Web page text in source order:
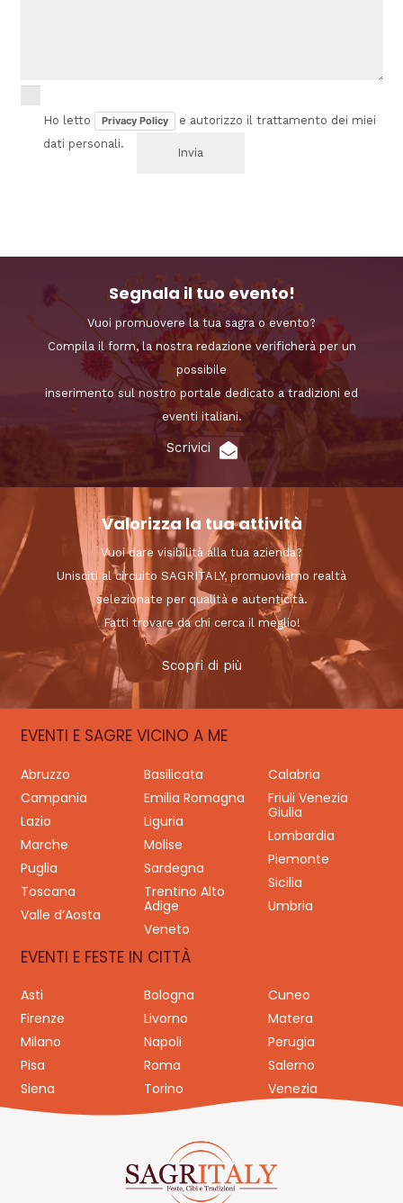
Ho letto Privacy Policy
e autorizzo il trattamento dei miei
dati personali.
Segnala il tuo evento!
Vuoi promuovere la tua sagra o evento?
Compila il form, la nostra redazione verificherà per un
possibile
inserimento sul nostro portale dedicato a tradizioni ed
eventi italiani.
Scrivici
Valorizza la tua attività
Vuoi dare visibilità alla tua azienda?
Unisciti al circuito SAGRITALY, promuoviamo realtà
selezionate per qualità e autenticità.
Fatti trovare da chi cerca il meglio!
Scopri di più
EVENTI E SAGRE VICINO A ME
Abruzzo Basilicata
Calabria
Campania
Emilia Romagna
Friuli Venezia
Giulia
Lazio
Liguria
Lombardia
Marche
Molise
Piemonte
Puglia
Sardegna
Sicilia
Toscana
Trentino Alto
Adige
Umbria
Valle d’Aosta
Veneto
EVENTI E FESTE IN CITTÀ
Asti Bologna
Cuneo
Firenze
Livorno
Matera
Milano
Napoli
Perugia
Pisa
Roma
Salerno
Siena
Torino Venezia